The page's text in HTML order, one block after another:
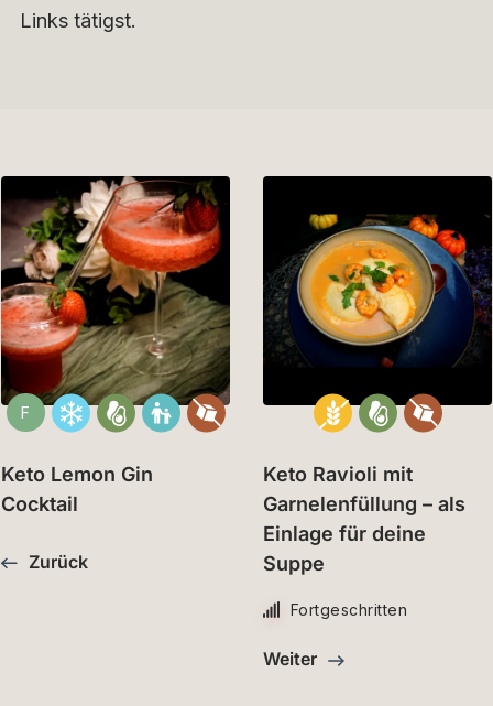
Links tätigst.
F
Keto Lemon Gin
Cocktail
Zurück
Keto Ravioli mit
Garnelenfüllung – als
Einlage für deine
Suppe
Fortgeschritten
Weiter